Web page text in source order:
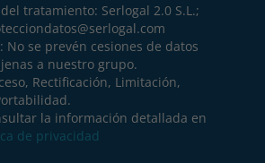
tratamiento: Serlogal 2.0 S.L.;
No se prevén cesiones de datos
a nuestro grupo.
Rectificación, Limitación,
la información detallada en
de privacidad